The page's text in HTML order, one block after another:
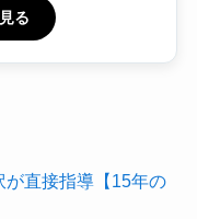
る
直接指導【15年の